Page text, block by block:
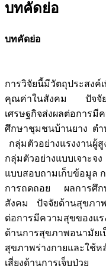
บทคัดย่อ
บทคัดย่อ
การวิจัยนี้มีวัตถุประสงค์
คุณค่าในสังคม ปัจจั
เศรษฐกิจส่งผลต่อกา
ศึกษาชุมชนบ้านยาง ตำ
กลุ่มตัวอย่างแรงงานผู้
กลุ่มตัวอย่างแบบเจ
แบบสอบถามเก็บข้อมูล
การถดถอย ผลการศึ
สังคม ปัจจัยด้านสุขภา
ต่อการมีความสุขของแ
ด้านการสุขภาพอนามัย
สุขภาพร่างกายและใช้ห
เสี่ยงด้านการเจ็บป่วย